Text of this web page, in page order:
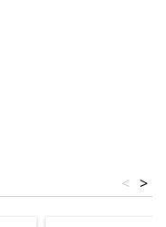
>
<